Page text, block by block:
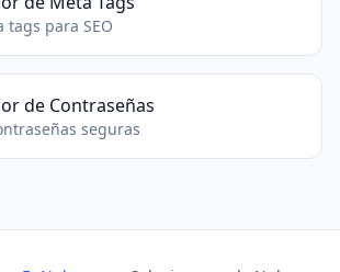
tags para SEO
de Contraseñas
seguras